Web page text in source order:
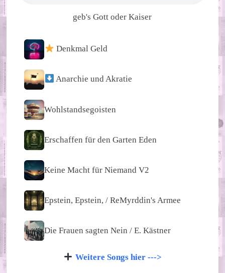
geb's Gott oder Kaiser
Denkmal Geld
Anarchie und Akratie
Wohlstandsegoisten
Erschaffen für den Garten Eden
Keine Macht für Niemand V2
Epstein, Epstein, / ReMyrddin's Armee
Die Frauen sagten Nein / E. Kästner
Weitere Songs hier --->